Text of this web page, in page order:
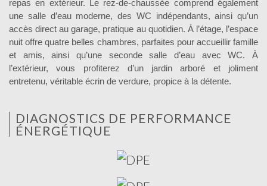
repas en extérieur. Le rez-de-chaussée comprend également
une salle d’eau moderne, des WC indépendants, ainsi qu’un
accès direct au garage, pratique au quotidien. À l’étage, l’espace
nuit offre quatre belles chambres, parfaites pour accueillir famille
et amis, ainsi qu’une seconde salle d’eau avec WC. À
l’extérieur, vous profiterez d’un jardin arboré et joliment
entretenu, véritable écrin de verdure, propice à la détente.
DIAGNOSTICS DE PERFORMANCE
ÉNERGÉTIQUE